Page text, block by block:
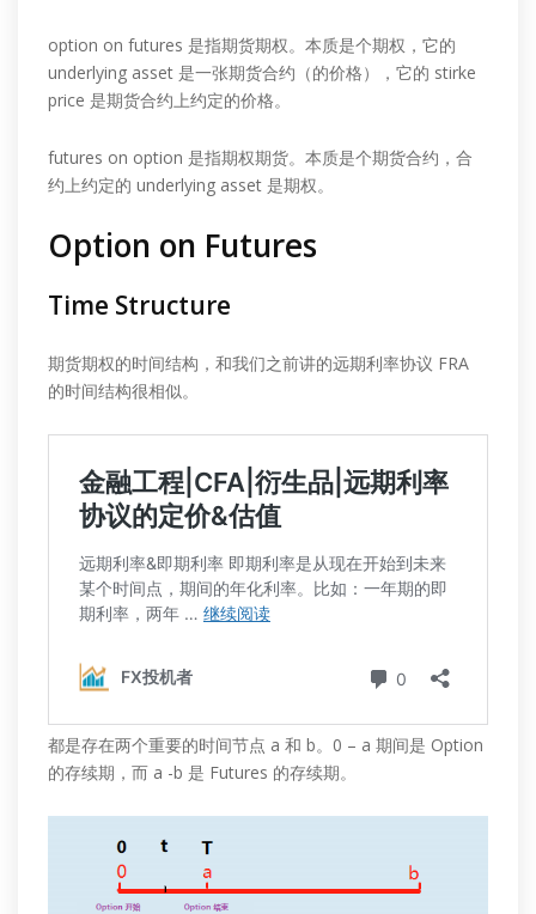
option on futures 是指期货期权。本质是个期权，它的
underlying asset 是一张期货合约（的价格），它的 stirke
price 是期货合约上约定的价格。
futures on option 是指期权期货。本质是个期货合约，合
约上约定的 underlying asset 是期权。
Option on Futures
Time Structure
期货期权的时间结构，和我们之前讲的远期利率协议 FRA
的时间结构很相似。
都是存在两个重要的时间节点 a 和 b。0 – a 期间是 Option
的存续期，而 a -b 是 Futures 的存续期。